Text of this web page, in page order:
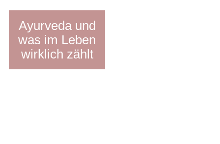
Ayurveda und
was im Leben
wirklich zählt